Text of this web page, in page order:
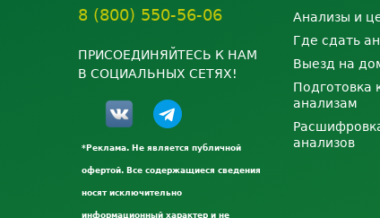
8 (800) 550-56-06
ПРИСОЕДИНЯЙТЕСЬ К НАМ
В СОЦИАЛЬНЫХ СЕТЯХ!
*Реклама. Не является публичной
офертой. Все содержащиеся сведения
носят исключительно
информационный характер и не
Анализы и
Где сдать
Выезд на
Подготовка
анализам
анализов